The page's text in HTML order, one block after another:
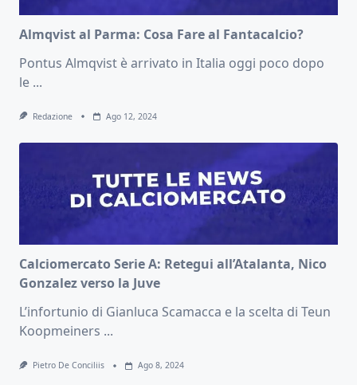
Almqvist al Parma: Cosa Fare al Fantacalcio?
Pontus Almqvist è arrivato in Italia oggi poco dopo
le ...
Redazione Ago 12, 2024
Calciomercato Serie A: Retegui all’Atalanta, Nico
Gonzalez verso la Juve
L’infortunio di Gianluca Scamacca e la scelta di Teun
Koopmeiners ...
Pietro De Conciliis Ago 8, 2024